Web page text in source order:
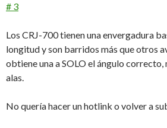
# 3
Los CRJ-700 tienen una envergadura
longitud y son barridos más que otros
obtiene una a SOLO el ángulo correcto,
alas.
No quería hacer un hotlink o volver a